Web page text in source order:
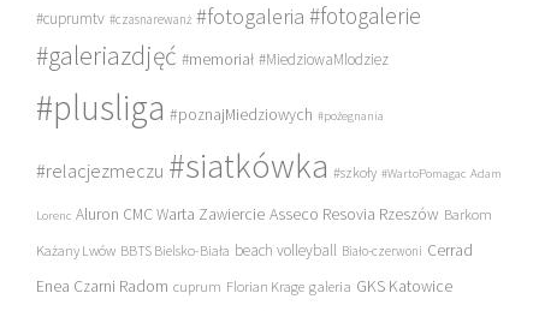
#cuprumtv #czasnarewanż #fotogaleria #fotogalerie
#galeriazdjęć #memoriał #MiedziowaMlodziez
#plusliga #poznajMiedziowych #pożegnania
#relacjezmeczu #siatkówka #szkoły #WartoPomagac Adam
Lorenc Aluron CMC Warta Zawiercie Asseco Resovia Rzeszów Barkom
Każany Lwów BBTS Bielsko-Biała beach volleyball Biało-czerwoni Cerrad
Enea Czarni Radom cuprum Florian Krage galeria GKS Katowice